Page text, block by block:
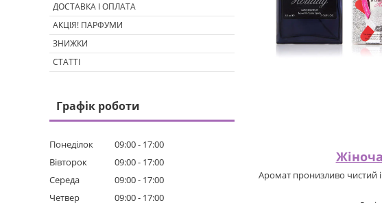
Аромат пронизливо чистий
ДОСТАВКА І ОПЛАТА
АКЦІЯ! ПАРФУМИ
ЗНИЖКИ
СТАТТІ
Графік роботи
Понеділок 09:00
17:00
Вівторок
09:00
17:00
Середа
09:00
17:00
Четвер
09:00
17:00